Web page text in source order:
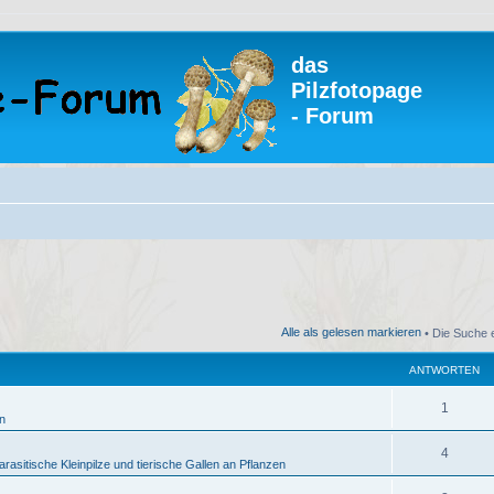
das
Pilzfotopage
- Forum
Alle als gelesen markieren • Die Suche
ANTWORTEN
1
n
Kleinpilze und tierische Gallen an Pflanzen
4A
n